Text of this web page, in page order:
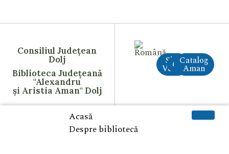
Consiliul Județean
Dolj
Biblioteca Județeană
"Alexandru
și Aristia Aman" Dolj
Site
VechiCreAI
Catalog
Aman
Acasă
Despre bibliotecă